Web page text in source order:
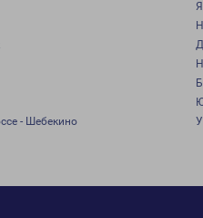
- Шебекино